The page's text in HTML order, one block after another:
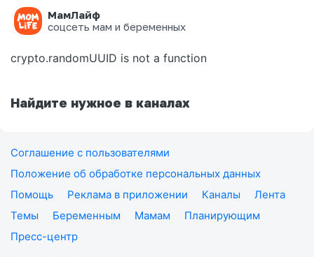
МамЛайф
соцсеть мам и беременных
Ошибка на странице
crypto.randomUUID is not a function
Найдите нужное в каналах
Соглашение с пользователями
Положение об обработке персональных данных
Помощь
Реклама в приложении Каналы
Лента
Темы
Беременным Мамам
Планирующим
Пресс-центр